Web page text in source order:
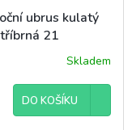
ubrus kulatý
21
Skladem
DO KOŠÍKU